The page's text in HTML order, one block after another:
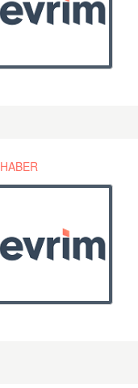
HABER